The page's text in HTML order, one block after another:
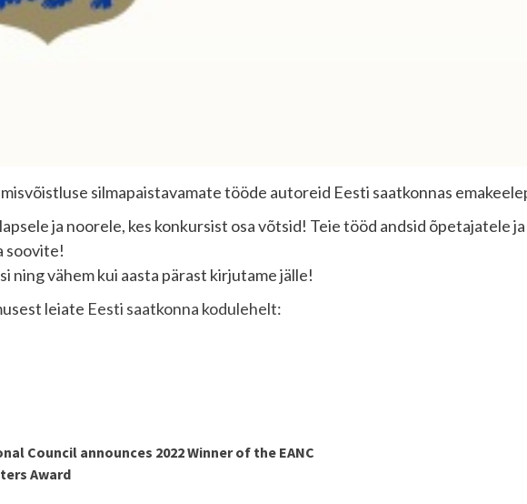
silmapaistavamate tööde autoreid Eesti saatkonnas
ja noorele, kes konkursist osa võtsid! Teie tööd andsid õpetajatele
soovite!
ning vähem kui aasta pärast kirjutame jälle!
leiate Eesti saatkonna kodulehelt:
Council announces 2022 Winner of the EANC
Award